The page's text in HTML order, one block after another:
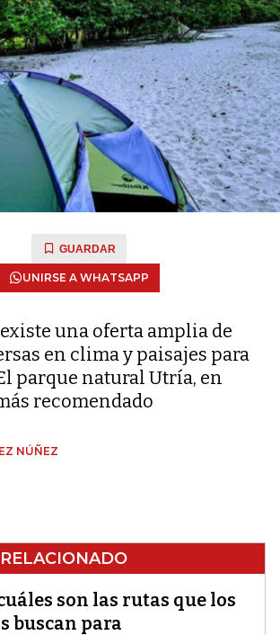
GUARDAR
UNIRSE A WHATSAPP
una oferta amplia de
en clima y paisajes para
parque natural Utría, en
recomendado
NÚÑEZ
son las rutas que los
buscan para